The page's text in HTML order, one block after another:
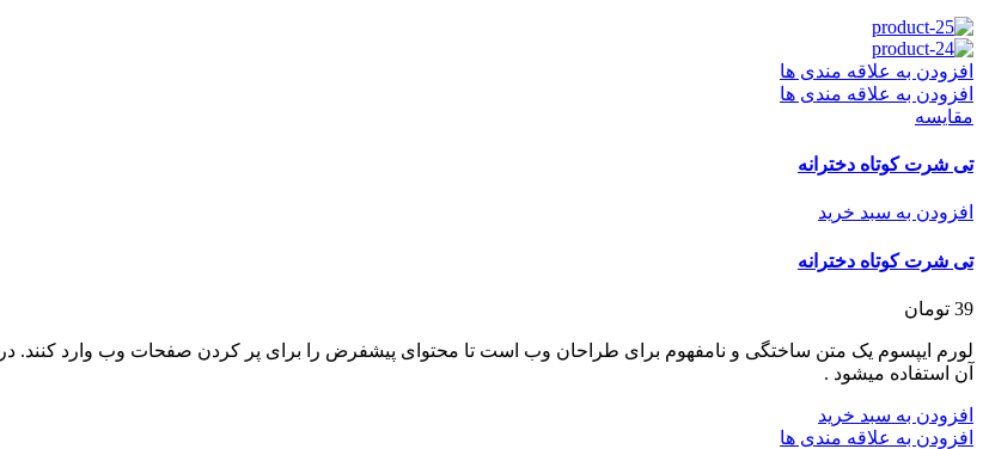
افزودن به علاقه مندی ها
افزودن به علاقه مندی ها
مقایسه
تی شرت کوتاه دخترانه
افزودن به سبد خرید
تی شرت کوتاه دخترانه
39 تومان
لورم ایپسوم یک متن ساختگی و نامفهوم برای طراحان وب است تا محتوای پیشفرض را برای پر کردن صفحات وب وارد کنند.
آن استفاده میشود .
افزودن به سبد خرید
افزودن به علاقه مندی ها